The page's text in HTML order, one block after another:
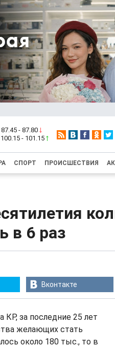
- 87.80
- 101.15
СПОРТ ПРОИСШЕСТВИЯ
в 6 раз
Вконтакте
за последние 25 лет
желающих стать
около 180 тыс., то в